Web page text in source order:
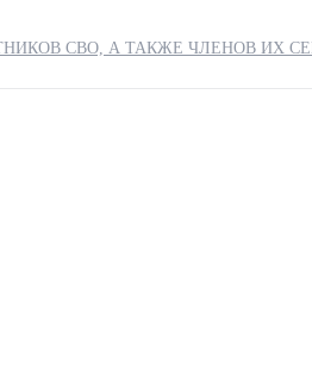
СВО, А ТАКЖЕ ЧЛЕНОВ ИХ